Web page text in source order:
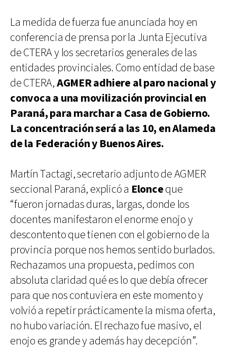
La medida de fuerza fue anunciada hoy en
conferencia de prensa por la Junta Ejecutiva
de CTERA y los secretarios generales de las
entidades provinciales. Como entidad de base
de CTERA,AGMER adhiere al paro nacional y
convoca a una movilización provincial en
Paraná, para marchar a Casa de Gobierno.
La concentración será a las 10, en Alameda
de la Federación y Buenos Aires.
Martín Tactagi, secretario adjunto de AGMER
seccional Paraná, explicó a Elonceque
“fueron jornadas duras, largas, donde los
docentes manifestaron el enorme enojo y
descontento que tienen con el gobierno de la
provincia porque nos hemos sentido burlados.
Rechazamos una propuesta, pedimos con
absoluta claridad qué es lo que debía ofrecer
para que nos contuviera en este momento y
volvió a repetir prácticamente la misma oferta,
no hubo variación. El rechazo fue masivo, el
enojo es grande y además hay decepción”.